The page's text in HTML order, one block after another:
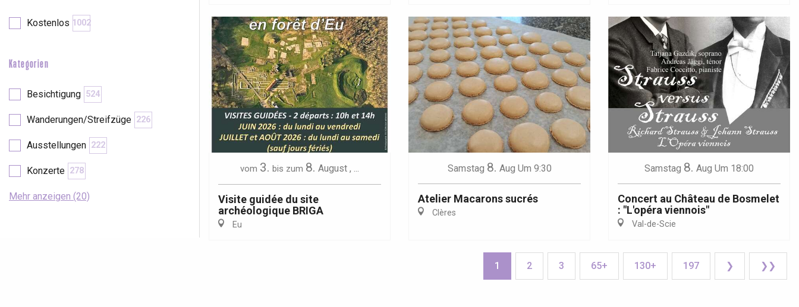
Kostenlos 1002
Kategorien
Besichtigung 524
Wanderungen/Streifzüge 226
Ausstellungen 222
Konzerte 278
Mehr anzeigen (20)
vom 3. bis zum 8. August , ...
Visite guidée du site
archéologique BRIGA
Eu
Samstag 8. Aug Um 9:30
Atelier Macarons sucrés
Clères
Samstag 8. Aug Um 18:00
Concert au Château de Bosmelet
: "L'opéra viennois"
Val-de-Scie
1 2 3 65+ 130+ 197 ❯ ❯❯